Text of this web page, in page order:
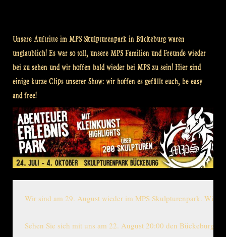
Unsere Auftritte im MPS Skulpturenpark in Bückeburg waren
unglaublich! Es war so toll, unsere MPS Familien und Freunde wieder
bei zu sehen und wir hoffen bald wieder bei MPS zu sein! Hier sind
einige kurze Clips unserer Show: wir hoffen es gefällt euch, be easy
and free!
Wir sind am 29. August wieder im MPS Skulpturenpark. Wir
Sehen Sie sich mit uns am 22. August 20:00 den Bückeburg